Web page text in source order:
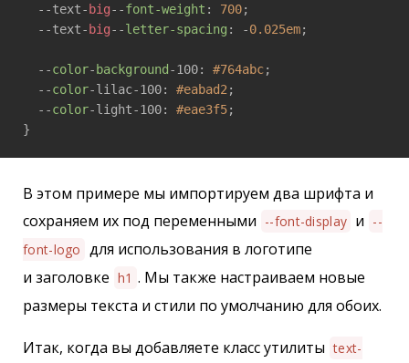
  --text-
big--font-weight : 700;
  --text-
big--letter-spacing : -0.025em;
  --
color- background -100: #764abc;
  --
color-lilac-100: #eabad2 ;
  --
color-light-100: #eae3f5;
}
В этом примере мы импортируем два шрифта и
сохраняем их под переменными --font-display и --
font-logo для использования в логотипе
и заголовке h1 . Мы также настраиваем новые
размеры текста и стили по умолчанию для обоих.
Итак, когда вы добавляете класс утилиты text-